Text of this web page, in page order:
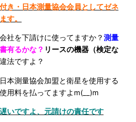
き・日本測量協会会員としてゼネ
す。
社を下請けに使ってますか？ 測量
有るかな？ リースの機器（検定な
法ですよ？
本測量協会加盟と衛星を使用する
用料を払ってますよm(__)m
いですよ、元請けの責任です